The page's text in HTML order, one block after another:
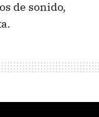
de sonido,